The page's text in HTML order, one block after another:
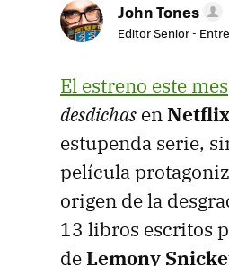
John Tones
Editor Senior -
El estreno este mes
desdichas enNetflix
estupenda serie,
película
origen de la
13 libros escritos
deLemony